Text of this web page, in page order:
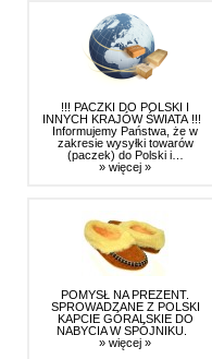
!!! PACZKI DO POLSKI I
INNYCH KRAJÓW ŚWIATA !!!
Informujemy Państwa, że w
zakresie wysyłki towarów
(paczek) do Polski i…
» więcej »
POMYSŁ NA PREZENT.
SPROWADZANE Z POLSKI
KAPCIE GÓRALSKIE DO
NABYCIA W SPÓJNIKU.
» więcej »